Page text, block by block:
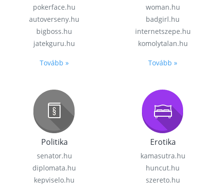
pokerface.hu
autoverseny.hu
bigboss.hu
jatekguru.hu
Tovább »
woman.hu
badgirl.hu
internetszepe.hu
komolytalan.hu
Tovább »
Politika
senator.hu
diplomata.hu
kepviselo.hu
Erotika
kamasutra.hu
huncut.hu
szereto.hu